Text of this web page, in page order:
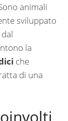
animali
sviluppato
la
che
di una